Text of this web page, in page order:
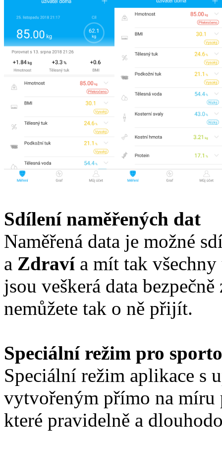
Sdílení naměřených dat
Naměřená data je možné
a Zdravía mít tak všechny
jsou veškerá data
nemůžete tak o ně přijít.
Speciální režim pro
Speciální režim aplikace s
vytvořeným přímo na míru
které pravidelně a